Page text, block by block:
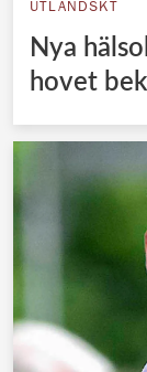
UTLÄNDSKT
Nya
hovet